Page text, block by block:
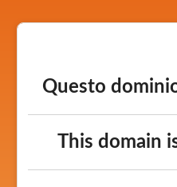
Questo
This domain